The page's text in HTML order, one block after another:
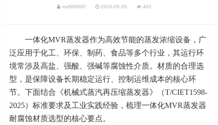
my889900 2026-05-20 401
一体化MVR蒸发器作为高效节能的蒸发浓缩设备，广
泛应用于化工、环保、制药、食品等多个行业，其运行环
境常涉及高盐、强酸、强碱等腐蚀性介质。材质的合理选
型，是保障设备长期稳定运行、控制运维成本的核心环
节。下面结合《机械式蒸汽再压缩蒸发器》（T/CIET1598-
2025）标准要求及工业实践经验，梳理一体化MVR蒸发器
耐腐蚀材质选型的核心要点。